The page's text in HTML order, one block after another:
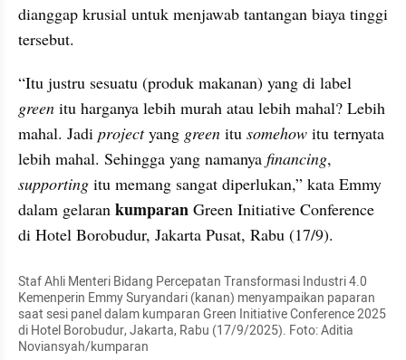
dianggap krusial untuk menjawab tantangan biaya tinggi
tersebut.
green itu harganya lebih murah atau lebih mahal? Lebih
mahal. Jadi project yang green itu somehow itu ternyata
lebih mahal. Sehingga yang namanya financing
supporting itu memang sangat diperlukan,” kata Emmy
dalam gelaran kumparan Green Initiative Conference
di Hotel Borobudur, Jakarta Pusat, Rabu (17/9).
Staf Ahli Menteri Bidang Percepatan Transformasi Industri 4.0
Kemenperin Emmy Suryandari (kanan) menyampaikan paparan
saat sesi panel dalam kumparan Green Initiative Conference 2025
di Hotel Borobudur, Jakarta, Rabu (17/9/2025). Foto: Aditia
Noviansyah/kumparan